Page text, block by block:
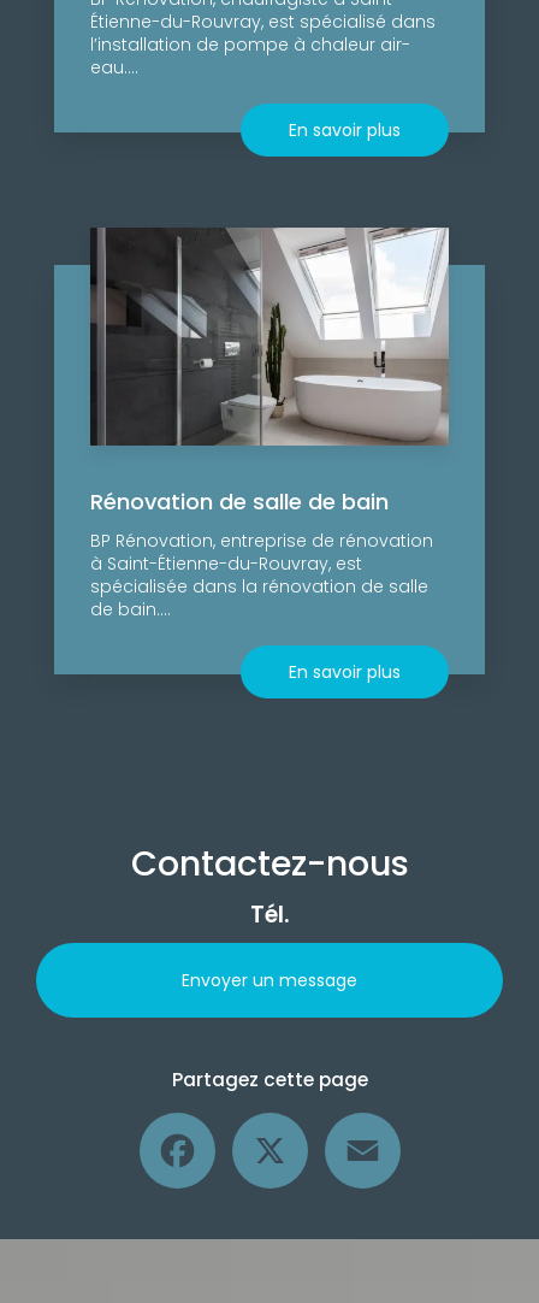
Étienne-du-Rouvray, est spécialisé dans
l’installation de pompe à chaleur air-
eau....
En savoir plus
Rénovation de salle de bain
BP Rénovation, entreprise de rénovation
à Saint-Étienne-du-Rouvray, est
spécialisée dans la rénovation de salle
de bain....
En savoir plus
Contactez-nous
Tél.
Envoyer un message
Partagez cette page
Facebook